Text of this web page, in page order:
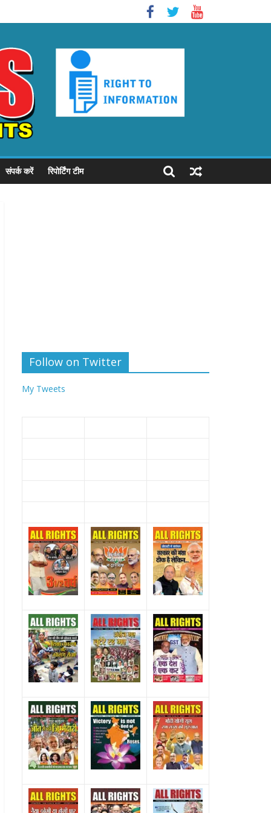
संपर्क करें रिपोर्टिंग टीम
Follow on Twitter
My Tweets